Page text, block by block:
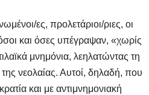
ες, προλετάριοι/ριες, οι
και όσες υπέγραψαν, «χωρίς
μνημόνια, λεηλατώντας τη
νεολαίας. Αυτοί, δηλαδή, που
και με αντιμνημονιακή